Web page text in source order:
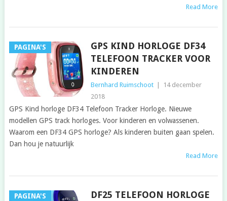
Read More
PAGINA'S
GPS KIND HORLOGE DF34
TELEFOON TRACKER VOOR
KINDEREN
Bernhard Ruimschoot
14 december
2018
GPS Kind horloge DF34 Telefoon Tracker Horloge. Nieuwe
modellen GPS track horloges. Voor kinderen en volwassenen.
Waarom een DF34 GPS horloge? Als kinderen buiten gaan spelen.
Dan hou je natuurlijk
Read More
PAGINA'S
DF25 TELEFOON HORLOGE